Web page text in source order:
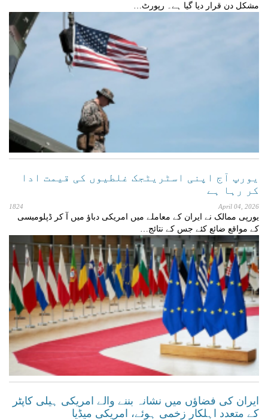
مشکل دن قرار دیا گیا ہے۔ رپورٹ…
یورپ آج اپنی اسٹریٹجک غلطیوں کی قیمت ادا
کر رہا ہے
April 04, 2026
1824
یورپی ممالک نے ایران کے معاملے میں امریکی دباؤ میں آ کر ڈپلومیسی
کے مواقع ضائع کئے جس کے نتائج…
ایران کی فضاؤں میں نشانہ بننے والے امریکی ہیلی کاپٹر
کے متعدد اہلکار زخمی ہوئے، امریکی میڈیا